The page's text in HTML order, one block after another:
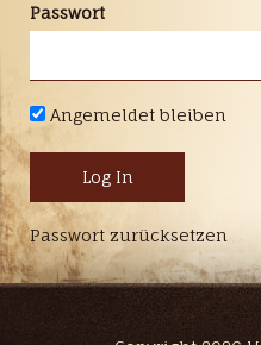
Passwort
Angemeldet bleiben
Passwort zurücksetzen